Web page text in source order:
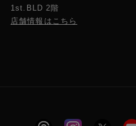
1st.BLD 2階
店舗情報はこちら